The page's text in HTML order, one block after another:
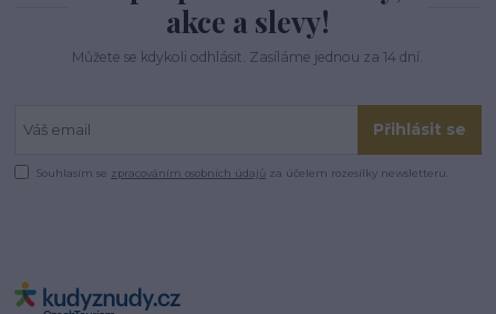
akce a slevy!
Můžete se kdykoli odhlásit. Zasíláme jednou za 14 dní.
Přihlásit se
Souhlasím se zpracováním osobních údajů za účelem rozesílky newsletteru.